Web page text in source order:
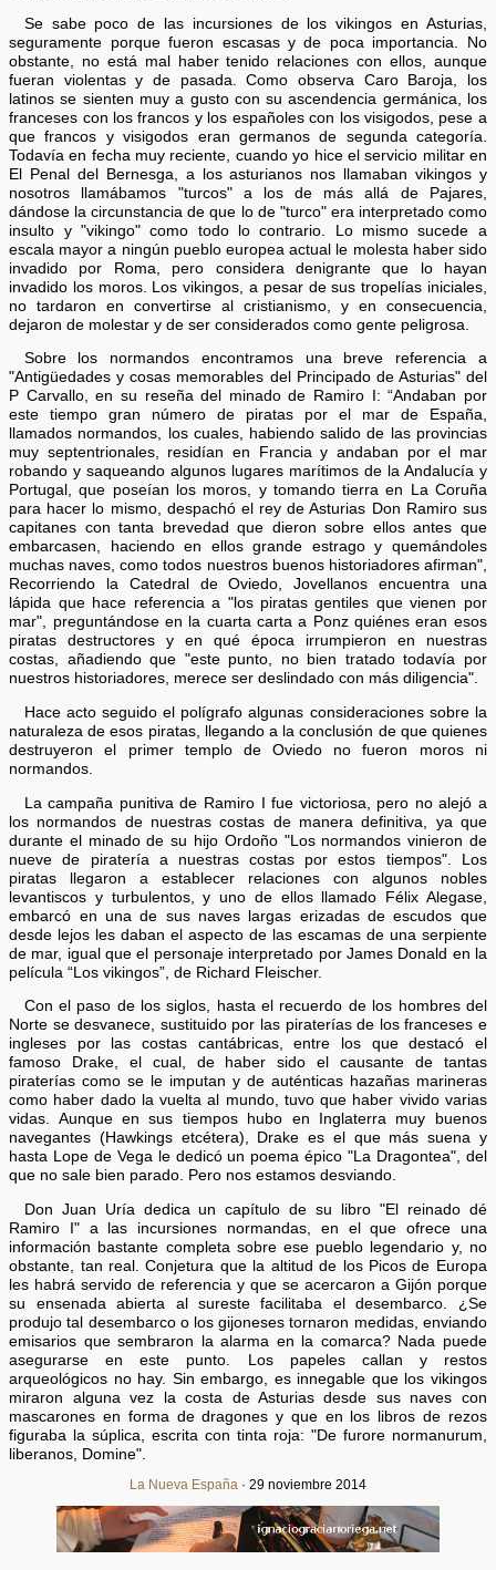
Se sabe poco de las incursiones de los vikingos en Asturias,
seguramente porque fueron escasas y de poca importancia. No
obstante, no está mal haber tenido relaciones con ellos, aunque
fueran violentas y de pasada. Como observa Caro Baroja, los
latinos se sienten muy a gusto con su ascendencia germánica, los
franceses con los francos y los españoles con los visigodos, pese a
que francos y visigodos eran germanos de segunda categoría.
Todavía en fecha muy reciente, cuando yo hice el servicio militar en
El Penal del Bernesga, a los asturianos nos llamaban vikingos y
nosotros llamábamos "turcos" a los de más allá de Pajares,
dándose la circunstancia de que lo de "turco" era interpretado como
insulto y "vikingo" como todo lo contrario. Lo mismo sucede a
escala mayor a ningún pueblo europea actual le molesta haber sido
invadido por Roma, pero considera denigrante que lo hayan
invadido los moros. Los vikingos, a pesar de sus tropelías iniciales,
no tardaron en convertirse al cristianismo, y en consecuencia,
dejaron de molestar y de ser considerados como gente peligrosa.
Sobre los normandos encontramos una breve referencia a
"Antigüedades y cosas memorables del Principado de Asturias" del
P Carvallo, en su reseña del minado de Ramiro I: “Andaban por
este tiempo gran número de piratas por el mar de España,
llamados normandos, los cuales, habiendo salido de las provincias
muy septentrionales, residían en Francia y andaban por el mar
robando y saqueando algunos lugares marítimos de la Andalucía y
Portugal, que poseían los moros, y tomando tierra en La Coruña
para hacer lo mismo, despachó el rey de Asturias Don Ramiro sus
capitanes con tanta brevedad que dieron sobre ellos antes que
embarcasen, haciendo en ellos grande estrago y quemándoles
muchas naves, como todos nuestros buenos historiadores afirman",
Recorriendo la Catedral de Oviedo, Jovellanos encuentra una
lápida que hace referencia a "los piratas gentiles que vienen por
mar", preguntándose en la cuarta carta a Ponz quiénes eran esos
piratas destructores y en qué época irrumpieron en nuestras
costas, añadiendo que "este punto, no bien tratado todavía por
nuestros historiadores, merece ser deslindado con más diligencia".
Hace acto seguido el polígrafo algunas consideraciones sobre la
naturaleza de esos piratas, llegando a la conclusión de que quienes
destruyeron el primer templo de Oviedo no fueron moros ni
normandos.
La campaña punitiva de Ramiro I fue victoriosa, pero no alejó a
los normandos de nuestras costas de manera definitiva, ya que
durante el minado de su hijo Ordoño "Los normandos vinieron de
nueve de piratería a nuestras costas por estos tiempos". Los
piratas llegaron a establecer relaciones con algunos nobles
levantiscos y turbulentos, y uno de ellos llamado Félix Alegase,
embarcó en una de sus naves largas erizadas de escudos que
desde lejos les daban el aspecto de las escamas de una serpiente
de mar, igual que el personaje interpretado por James Donald en la
película “Los vikingos”, de Richard Fleischer.
Con el paso de los siglos, hasta el recuerdo de los hombres del
Norte se desvanece, sustituido por las piraterías de los franceses e
ingleses por las costas cantábricas, entre los que destacó el
famoso Drake, el cual, de haber sido el causante de tantas
piraterías como se le imputan y de auténticas hazañas marineras
como haber dado la vuelta al mundo, tuvo que haber vivido varias
vidas. Aunque en sus tiempos hubo en Inglaterra muy buenos
navegantes (Hawkings etcétera), Drake es el que más suena y
hasta Lope de Vega le dedicó un poema épico "La Dragontea", del
que no sale bien parado. Pero nos estamos desviando.
Don Juan Uría dedica un capítulo de su libro "El reinado dé
Ramiro I" a las incursiones normandas, en el que ofrece una
información bastante completa sobre ese pueblo legendario y, no
obstante, tan real. Conjetura que la altitud de los Picos de Europa
les habrá servido de referencia y que se acercaron a Gijón porque
su ensenada abierta al sureste facilitaba el desembarco. ¿Se
produjo tal desembarco o los gijoneses tornaron medidas, enviando
emisarios que sembraron la alarma en la comarca? Nada puede
asegurarse en este punto. Los papeles callan y restos
arqueológicos no hay. Sin embargo, es innegable que los vikingos
miraron alguna vez la costa de Asturias desde sus naves con
mascarones en forma de dragones y que en los libros de rezos
figuraba la súplica, escrita con tinta roja: "De furore normanurum,
liberanos, Domine".
La Nueva España · 29 noviembre 2014